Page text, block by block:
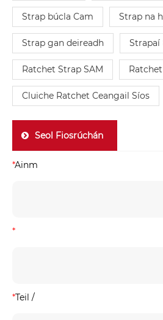
Strap búcla Cam Strap na
Strap gan deireadh Strapaí
Ratchet Strap SAM
Cluiche Ratchet Ceangail Síos
Seol Fiosrúchán
*Ainm
*
*Teil /